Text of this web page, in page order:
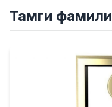
Тамги